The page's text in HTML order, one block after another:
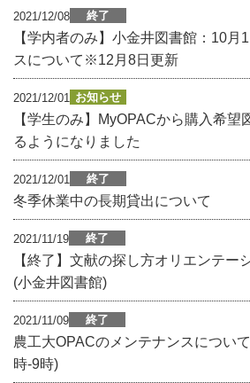
2021/12/08 終了
【学内者のみ】小金井図書館：10月
スについて※12月8日更新
2021/12/01 お知らせ
【学生のみ】MyOPACから購入希望
るようになりました
2021/12/01 終了
冬季休業中の長期貸出について
2021/11/19 終了
【終了】文献の探し方オリエンテー
(小金井図書館)
2021/11/09 終了
農工大OPACのメンテナンスについ
時-9時)